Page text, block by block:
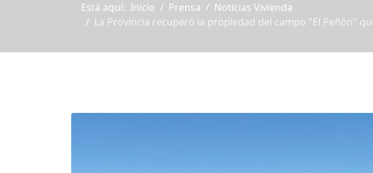
Está aquí: Inicio Prensa
Noticias Vivienda
La Provincia recuperó la propiedad del campo "El Peñón"